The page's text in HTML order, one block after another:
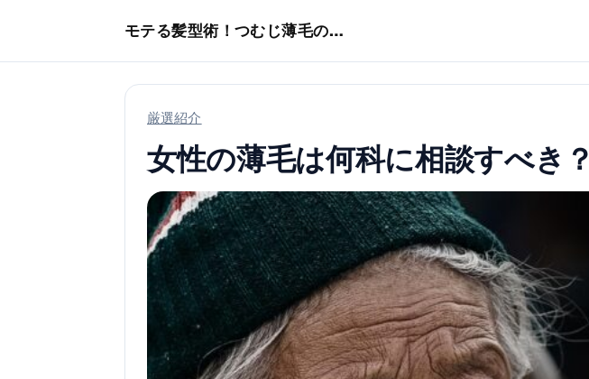
モテる髪型術！つむじ薄毛の隠し方
厳選紹介
女性の薄毛は何科に相談すべき？